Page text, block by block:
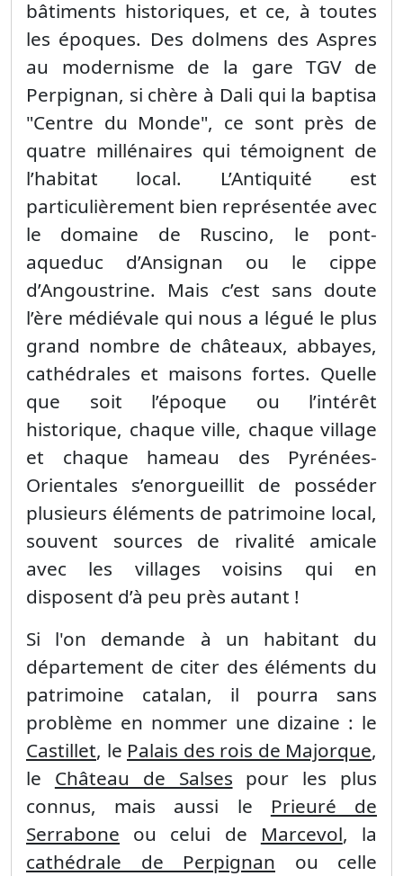
bâtiments historiques, et ce, à toutes
les époques. Des dolmens des Aspres
au modernisme de la gare TGV de
Perpignan, si chère à Dali qui la baptisa
"Centre du Monde", ce sont près de
quatre millénaires qui témoignent de
l’habitat local. L’Antiquité est
particulièrement bien représentée avec
le domaine de Ruscino, le pont-
aqueduc d’Ansignan ou le cippe
d’Angoustrine. Mais c’est sans doute
l’ère médiévale qui nous a légué le plus
grand nombre de châteaux, abbayes,
cathédrales et maisons fortes. Quelle
que soit l’époque ou l’intérêt
historique, chaque ville, chaque village
et chaque hameau des Pyrénées-
Orientales s’enorgueillit de posséder
plusieurs éléments de patrimoine local,
souvent sources de rivalité amicale
avec les villages voisins qui en
disposent d’à peu près autant !
Si l'on demande à un habitant du
département de citer des éléments du
patrimoine catalan, il pourra sans
problème en nommer une dizaine : le
Castillet, le Palais des rois de Majorque,
le Château de Salses pour les plus
connus, mais aussi le Prieuré de
Serrabone ou celui de Marcevol, la
cathédrale de Perpignan ou celle